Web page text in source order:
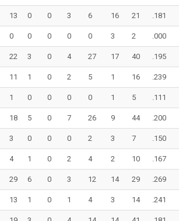
13 0 0 3 6 16 21 .181
0 0 0 0 0 3 2 .000
22 3 0 4 27 17 40 .195
11 1 0 2 5 1 16 .239
1 0 0 0 0 1 5 .111
18 5 0 7 26 9 44 .200
3 0 0 0 2 3 7 .150
4 1 0 2 4 2 10 .167
29 6 0 3 12 14 29 .269
13 1 0 1 4 3 14 .241